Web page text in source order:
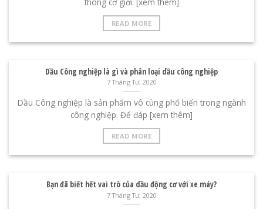
READ MORE
Dầu Công nghiệp là gì và phân loại dầu công nghiệp
7 Tháng Tư, 2020
Dầu Công nghiệp là sản phẩm vô cùng phổ biến trong ngành
công nghiệp. Để đáp [xem thêm]
READ MORE
Bạn đã biết hết vai trò của dầu động cơ với xe máy?
7 Tháng Tư, 2020